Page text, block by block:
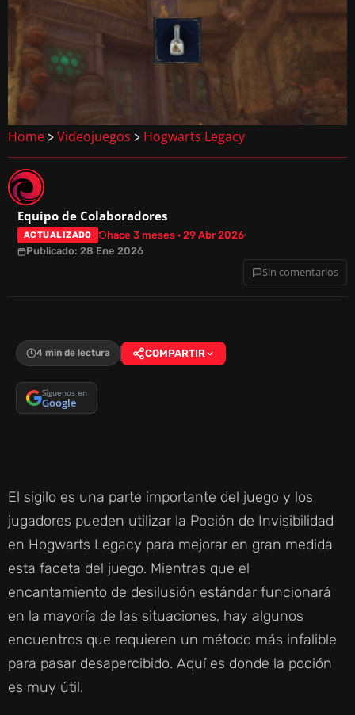
Home > Videojuegos > Hogwarts Legacy
Equipo de Colaboradores
ACTUALIZADO
hace 3 meses · 29 Abr 2026
Publicado: 28 Ene 2026
Sin comentarios
4 min de lectura COMPARTIR
Síguenos en
Google
El sigilo es una parte importante del juego y los
jugadores pueden utilizar la Poción de Invisibilidad
en Hogwarts Legacy para mejorar en gran medida
esta faceta del juego. Mientras que el
encantamiento de desilusión estándar funcionará
en la mayoría de las situaciones, hay algunos
encuentros que requieren un método más infalible
para pasar desapercibido. Aquí es donde la poción
es muy útil.